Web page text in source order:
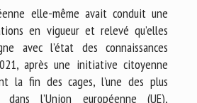
elle-même avait conduit une
en vigueur et relevé qu’elles
avec l’état des connaissances
après une initiative citoyenne
la fin des cages, l’une des plus
dans l’Union européenne (UE),